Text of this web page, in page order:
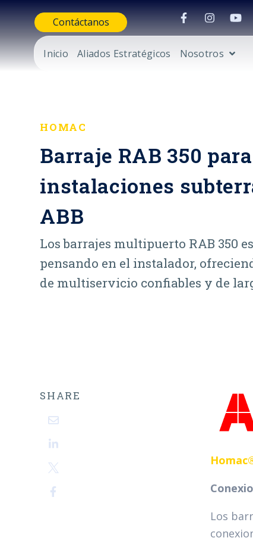
Contáctanos
Inicio Aliados Estratégicos Nosotros
HOMAC
Barraje RAB 350 para
instalaciones
ABB
Los barrajes multipuerto RAB 350
pensando en el instalador,
de multiservicio confiables y de
SHARE
Los